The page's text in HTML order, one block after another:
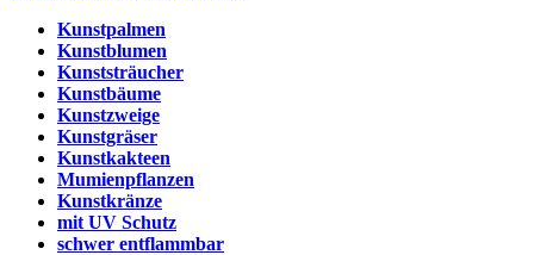
Kunstpalmen
Kunstblumen
Kunststräucher
Kunstbäume
Kunstzweige
Kunstgräser
Kunstkakteen
Mumienpflanzen
Kunstkränze
mit UV Schutz
schwer entflammbar